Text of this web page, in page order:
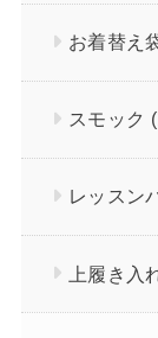
お着替え
スモック
レッスン
上履き入